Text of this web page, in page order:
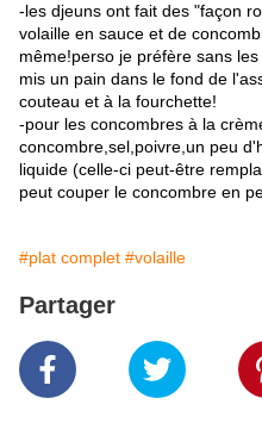
-les djeuns ont fait des "façon
volaille en sauce et de
même!perso je préfère sans
mis un pain dans le fond de
couteau et à la fourchette!
-pour les concombres à la
concombre,sel,poivre,un peu
liquide (celle-ci peut-être
peut couper le concombre en
#plat complet #volaille
Partager